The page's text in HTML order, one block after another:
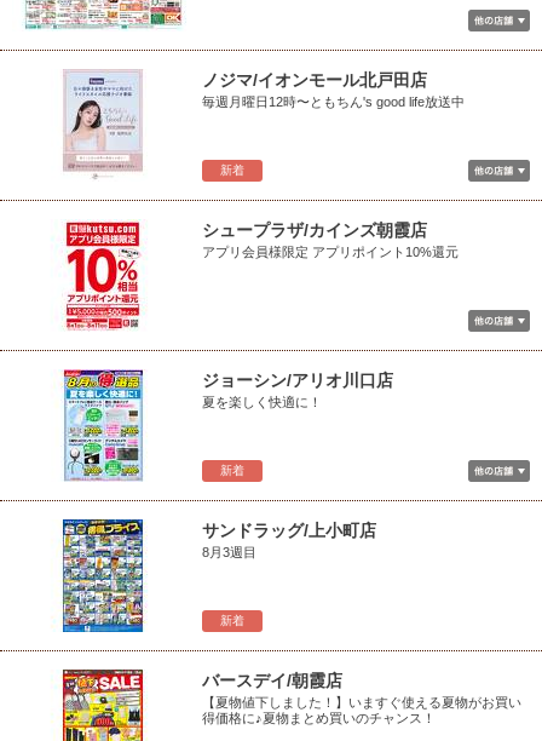
新着
ノジマ/イオンモール北戸田店
毎週月曜日12時〜ともちん's good life放送中
シュープラザ/カインズ朝霞店
アプリ会員様限定 アプリポイント10%還元
新着
ジョーシン/アリオ川口店
夏を楽しく快適に！
新着
サンドラッグ/上小町店
8月3週目
バースデイ/朝霞店
【夏物値下しました！】いますぐ使える夏物がお買い
得価格に♪夏物まとめ買いのチャンス！